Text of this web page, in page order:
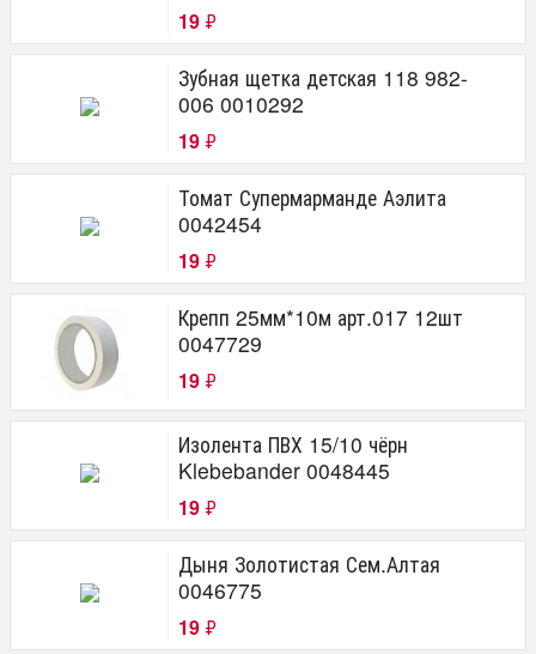
19 ₽
Зубная щетка детская 118 982-
006 0010292
19 ₽
Томат Супермарманде Аэлита
0042454
19 ₽
Крепп 25мм*10м арт.017 12шт
0047729
19 ₽
Изолента ПВХ 15/10 чёрн
Klebebander 0048445
19 ₽
Дыня Золотистая Сем.Алтая
0046775
19 ₽